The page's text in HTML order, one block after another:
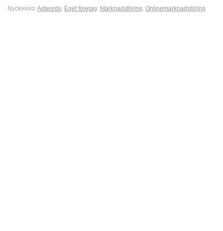
Nyckelord:Adwords, Eget företag, Marknadsföring, Onlinemarknadsföring